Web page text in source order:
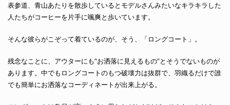
表参道、青山あたりを散歩しているとモデルさんみたいなキラキラした
人たちがコーヒーを片手に颯爽と歩いています。
そんな彼らがこぞって着ているのが、そう、「ロングコート」。
残念なことに、アウターにも”お洒落に見えるもの”とそうでないものが
あります。中でもロングコートのもつ破壊力は抜群で、羽織るだけで誰
でも簡単にお洒落なコーディネートが出来上がる。